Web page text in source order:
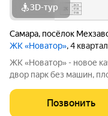
3D-тур
Самара, посёлок
ЖК «Новатор», 4
ЖК «Новатор» - новое
двор парк без машин, площадь 2 000 м. Здесь
спортивные зоны
высшем уровне: система
Позвонить